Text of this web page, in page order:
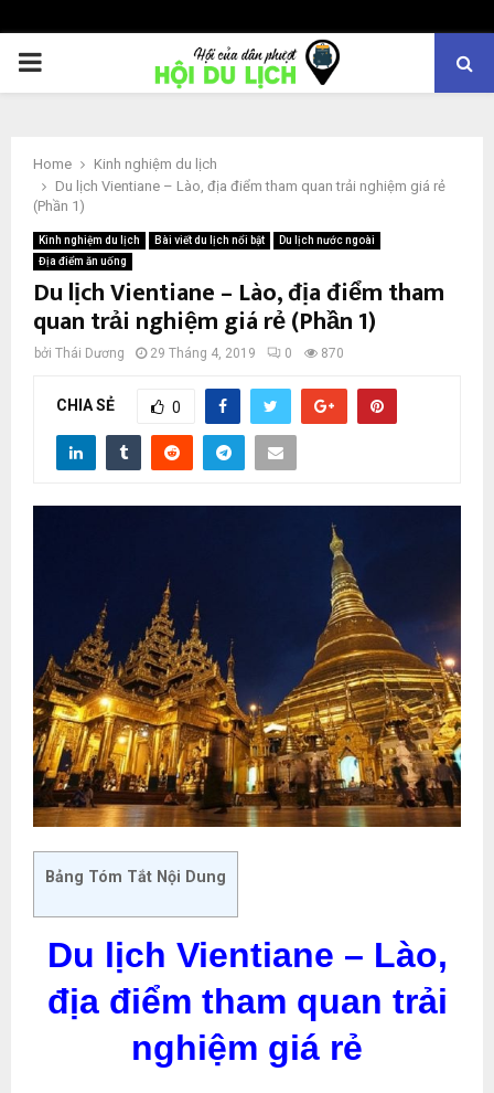
PRIMARY
Home
Kinh nghiệm du lịch
Du lịch Vientiane – Lào, địa điểm tham quan trải nghiệm giá rẻ
(Phần 1)
Kinh nghiệm du lịch Bài viết du lịch nổi bật
Du lịch nước ngoài
Địa điểm ăn uống
Du lịch Vientiane – Lào, địa điểm tham
quan trải nghiệm giá rẻ (Phần 1)
bởi Thái Dương 29 Tháng 4, 2019 0 870
CHIA SẺ 0
Bảng Tóm Tắt Nội Dung
Du lịch Vientiane – Lào,
địa điểm tham quan trải
nghiệm giá rẻ